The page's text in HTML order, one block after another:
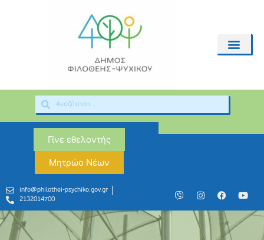
Γίνε εθελοντής
Μητρώο Νέων
info@philothei-psychiko.gov.gr
2132014700